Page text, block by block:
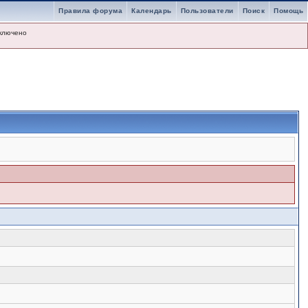
Помощь
Поиск
Пользователи
Календарь
Правила форума